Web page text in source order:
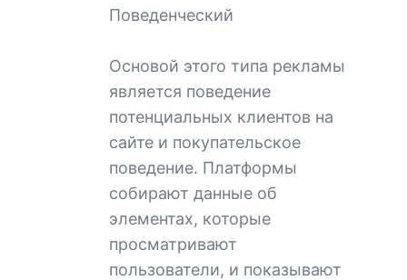
Поведенческий
Основой этого типа рекламы
является поведение
потенциальных клиентов на
сайте и покупательское
поведение. Платформы
собирают данные об
элементах, которые
просматривают
пользователи, и показывают